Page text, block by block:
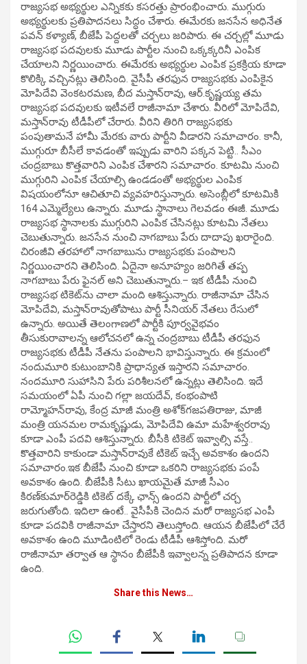
రాజ్యసభ అభ్యర్థుల ఎన్నికకు కసరత్తు ప్రారంభించారు. ముగ్గురు
అభ్యర్థులకు ప్రతిపాదనలు సిద్ధం చేశారు. ఈమేరకు జనసేన అధినేత
పవన్‌ కళ్యాణ్, బీజేపీ పెద్దలతో చర్చలు జరిపారు. ఈ చర్చల్లో మూడు
రాజ్యసభ పదవులకు మూడు పార్టీల నుంచి ఒక్కక్కరినీ ఎంపిక
చేయాలని నిర్ణయించారు. ఈమేరకు అభ్యర్థుల ఎంపిక ప్రకక్రియ కూడా
కొలిక్కి వచ్చినట్లు తెలిసింది. వైసీపీ తరఫున రాజ్యసభకు ఎంపికైన
మోపిదేవి వెంకటరమణ, బీద మస్తాన్‌రావు, ఆర్‌.కృష్ణయ్య తమ
రాజ్యసభ పదవులకు ఇటీవలే రాజీనామా చేశారు. వీరిలో మోపిదేవి,
మస్తాన్‌రావు టీడీపీలో చేరారు. వీరిని తిరిగి రాజ్యసభకు
పంపుతామనే హామీ మేరకు వారు పార్టీని వీడారని సమాచారం. కానీ,
ముగ్గురూ బీసీలే కావడంతో ఇప్పుడు వారిని పక్కన పెట్టి.. సీఎం
చంద్రబాబు కొత్తవారిని ఎంపిక చేశారని సమాచారం. కూటమి నుంచి
ముగ్గురిని ఎంపిక చేయాల్సి ఉండడంతో అభ్యర్థుల ఎంపిక
విషయంలోనూ ఆచితూచి వ్యవహరిస్తున్నారు. అసెంబ్లీలో కూటమికి
164 ఎమ్మెల్యేలు ఉన్నారు. మూడు స్థానాలు గెలవడం ఈజీ. మూడు
రాజ్యసభ స్థానాలకు ముగ్గురిని ఎంపిక చేసినట్లు కూటమి నేతలు
చెబుతున్నారు. జనసేన నుంచి నాగబాబు పేరు దాదాపు ఖరారైంది.
చిరంజీవి తరహాలో నాగబాబును రాజ్యసభకు పంపాలని
నిర్ణయించారని తెలిసింది. ఏదైనా అనూహ్యం జరిగితే తప్ప
నాగబాబు పేరు ఫైనల్‌ అని చెబుతున్నారు.– ఇక టీడీపీ నుంచి
రాజ్యసభ టికెట్‌ను చాలా మంది ఆశిస్తున్నారు. రాజీనామా చేసిన
మోపిదేవి, మస్తాన్‌రావుతోపాటు పార్టీ సీనియర్‌ నేతలు రేసులో
ఉన్నారు. అయితే తెలంగాణలో పార్టీకి పూర్వవైభవం
తీసుకురావాలన్న ఆలోచనలో ఉన్న చంద్రబాబు టీడీపీ తరఫున
రాజ్యసభకు టీడీపీ నేతను పంపాలని భావిస్తున్నారు. ఈ క్రమంలో
నందుమూరి కుటుంబానికి ప్రాధాన్యత ఇస్తారని సమాచారం.
నందమూరి సుహాసిని పేరు పరిశీలనలో ఉన్నట్లు తెలిసింది. ఇదే
సమయంలో ఏపీ నుంచి గల్లా జయదేవ్, కంభంపాటి
రామ్మోహన్‌రావు, కేంద్ర మాజీ మంత్రి అశోక్‌గజపతిరాజు, మాజీ
మంత్రి యనమల రామకృష్ణుడు, మోపిదేవి ఉమా మహేశ్వరరావు
కూడా ఎంపీ పదవి ఆశిస్తున్నారు. బీసీకి టికెట్‌ ఇవ్వాల్సి వస్తే..
కొత్తవారిని కాకుండా మస్తాన్‌రావుకే టికెట్‌ ఇచ్చే అవకాశం ఉందని
సమాచారం.ఇక బీజేపీ నుంచి కూడా ఒకరిని రాజ్యసభకు పంపే
అవకాశం ఉంది. బీజేపీకి సీటు ఖాయమైతే మాజీ సీఎం
కిరణ్‌కుమార్‌రెడ్డికి టికెట్‌ దక్కే ఛాన్స్‌ ఉందని పార్టీలో చర్చ
జరుగుతోంది. ఇదిలా ఉంటే.. వైసీపీకి చెందిన మరో రాజ్యసభ ఎంపీ
కూడా పదవికి రాజీనామా చేస్తారని తెలుస్తోంది. ఆయన బీజేపీలో చేరే
అవకాశం ఉంది మూడింటిలో రెండు టీడీపీ ఆశిస్తోంది. మరో
రాజీనామా తర్వాత ఆ స్థానం బీజేపీకి ఇవ్వాలన్న ప్రతిపాదన కూడా
ఉంది.
Share this News…